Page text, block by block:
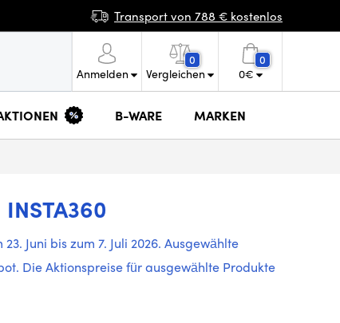
Transport von 788 € kostenlos
Anmelden
0
Vergleichen
0
0€
B-WARE MARKEN
Juni bis zum 7. Juli 2026. Ausgewählte
Die Aktionspreise für ausgewählte Produkte